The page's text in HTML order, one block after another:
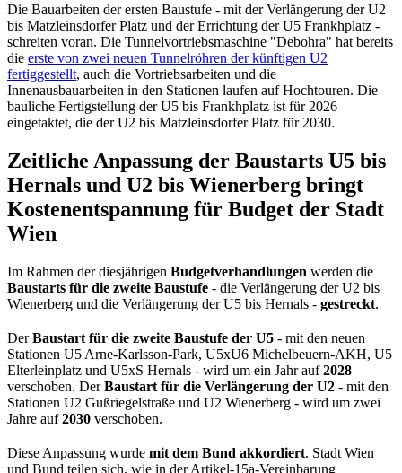
Die Bauarbeiten der ersten Baustufe - mit der Verlängerung der U2
bis Matzleinsdorfer Platz und der Errichtung der U5 Frankhplatz -
schreiten voran. Die Tunnelvortriebsmaschine "Debohra" hat bereits
die erste von zwei neuen Tunnelröhren der künftigen U2
fertiggestellt, auch die Vortriebsarbeiten und die
Innenausbauarbeiten in den Stationen laufen auf Hochtouren. Die
bauliche Fertigstellung der U5 bis Frankhplatz ist für 2026
eingetaktet, die der U2 bis Matzleinsdorfer Platz für 2030.
Zeitliche Anpassung der Baustarts U5 bis
Hernals und U2 bis Wienerberg bringt
Kostenentspannung für Budget der Stadt
Wien
Im Rahmen der diesjährigen Budgetverhandlungen werden die
Baustarts für die zweite Baustufe - die Verlängerung der U2 bis
Wienerberg und die Verlängerung der U5 bis Hernals - gestreckt.
DerBaustart für die zweite Baustufe der U5 - mit den neuen
Stationen U5 Arne-Karlsson-Park, U5xU6 Michelbeuern-AKH, U5
Elterleinplatz und U5xS Hernals - wird um ein Jahr auf2028
verschoben. DerBaustart für die Verlängerung der U2 - mit den
Stationen U2 Gußriegelstraße und U2 Wienerberg - wird um zwei
Jahre auf2030 verschoben.
Diese Anpassung wurde mit dem Bund akkordiert. Stadt Wien
und Bund teilen sich, wie in der Artikel-15a-Vereinbarung